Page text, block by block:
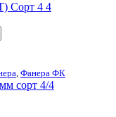
Фанера ФК
сорт 4/4